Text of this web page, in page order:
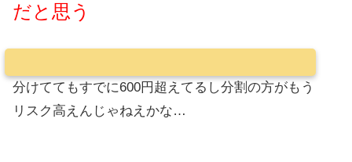
だと思う
分けててもすでに600円超えてるし分割の方がもう
リスク高えんじゃねえかな…